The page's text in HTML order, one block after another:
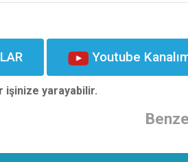
Youtube
işinize yarayabilir.